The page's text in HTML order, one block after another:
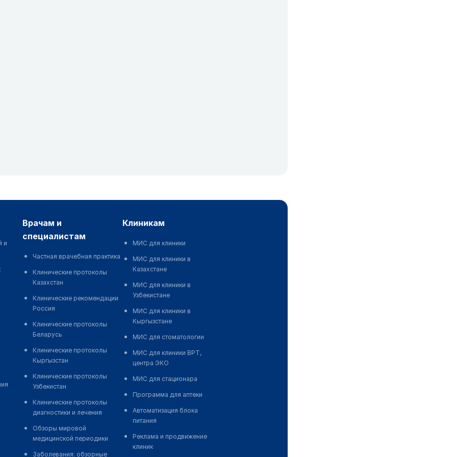
и
врачам и
специалистам
Частная врачебная практика
Клинические протоколы
Казахстан
Клинические рекомендации
Россия
Клинические протоколы
Беларусь
Клинические протоколы
Кыргызстан
Клинические протоколы
Узбекистан
Клинические протоколы
диагностики и лечения
Обзоры мировой
медицинской периодики
Заболевания: обзорные
клиникам
МИС для клиники
МИС для клиники в
Казахстане
МИС для клиники в
Узбекистане
МИС для клиники в
Кыргызстане
МИС для стоматологии
МИС для клиники ВРТ,
центра ЭКО
МИС для стационара
Программа для аптеки
Автоматизация блока
питания
Реклама и продвижение
клиник